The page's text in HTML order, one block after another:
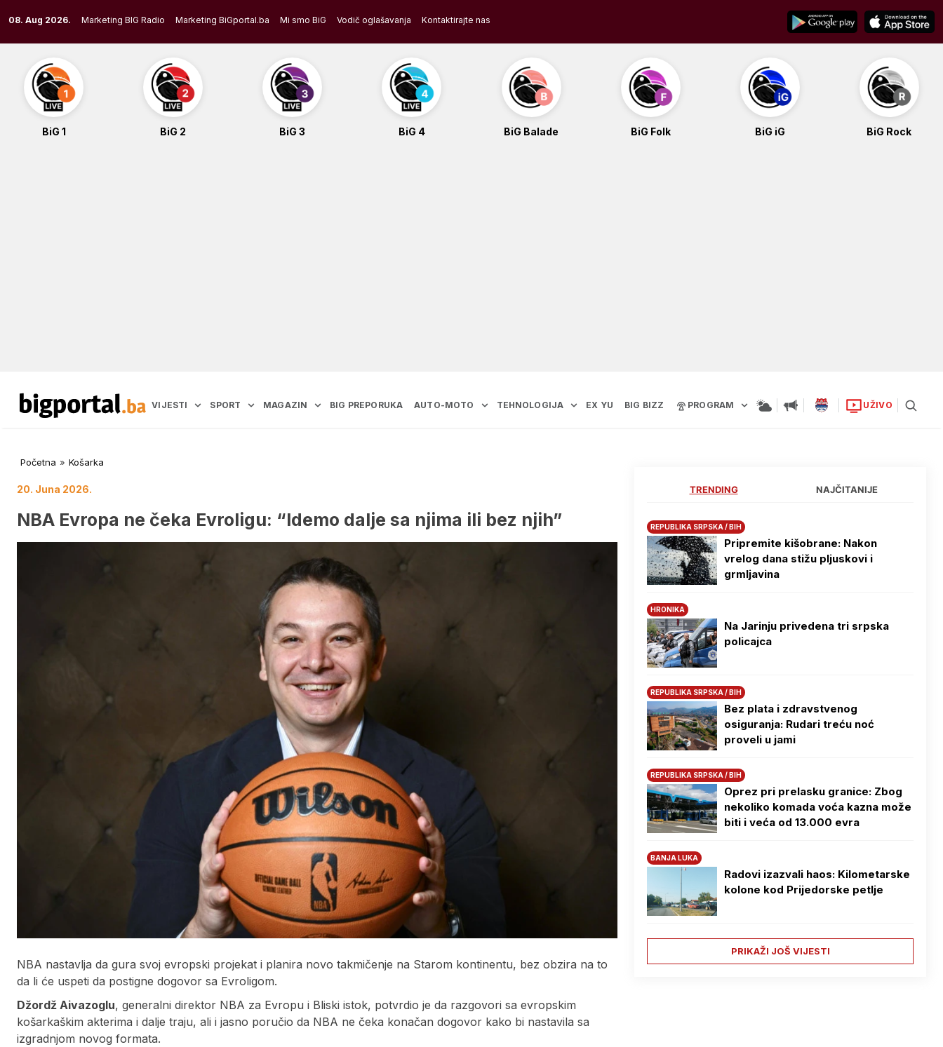
to
content
08. Aug 2026. Marketing BIG Radio Marketing BiGportal.ba Mi smo BiG Vodič oglašavanja Kontaktirajte nas
BiG 1 BiG 2 BiG 3 BiG 4 BiG Balade BiG Folk BiG iG BiG Rock
VIJESTI SPORT MAGAZIN BIG PREPORUKA AUTO-MOTO TEHNOLOGIJA EX YU BIG BIZZ PROGRAM UŽIVO
Početna » Košarka
20. Juna 2026.
NBA Evropa ne čeka Evroligu: “Idemo dalje sa njima ili bez njih”
NBA nastavlja da gura svoj evropski projekat i planira novo takmičenje na Starom kontinentu, bez obzira na to
da li će uspeti da postigne dogovor sa Evroligom.
Džordž Aivazoglu, generalni direktor NBA za Evropu i Bliski istok, potvrdio je da razgovori sa evropskim
košarkaškim akterima i dalje traju, ali i jasno poručio da NBA ne čeka konačan dogovor kako bi nastavila sa
izgradnjom novog formata.
TRENDING NAJČITANIJE
REPUBLIKA SRPSKA / BIH
Pripremite kišobrane: Nakon
vrelog dana stižu pljuskovi i
grmljavina
HRONIKA
Na Јarinju privedena tri srpska
policajca
REPUBLIKA SRPSKA / BIH
Bez plata i zdravstvenog
osiguranja: Rudari treću noć
proveli u jami
REPUBLIKA SRPSKA / BIH
Oprez pri prelasku granice: Zbog
nekoliko komada voća kazna može
biti i veća od 13.000 evra
BANJA LUKA
Radovi izazvali haos: Kilometarske
kolone kod Prijedorske petlje
PRIKAŽI JOŠ VIJESTI